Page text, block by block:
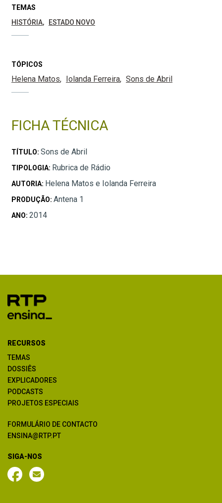
TEMAS
HISTÓRIA
ESTADO NOVO
TÓPICOS
Helena Matos Iolanda Ferreira Sons de Abril
FICHA TÉCNICA
TÍTULO: Sons de Abril
TIPOLOGIA: Rubrica de Rádio
AUTORIA: Helena Matos e Iolanda Ferreira
PRODUÇÃO: Antena 1
ANO: 2014
RECURSOS
TEMAS
DOSSIÊS
EXPLICADORES
PODCASTS
PROJETOS ESPECIAIS
FORMULÁRIO DE CONTACTO
ENSINA@RTP.PT
SIGA-NOS